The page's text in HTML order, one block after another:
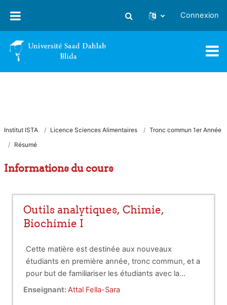
Activer/désactiver la saisie
Connexion
Institut ISTA Licence Sciences Alimentaires
Tronc commun 1er Année
Résumé
Informations du cours
Outils analytiques, Chimie,
Biochimie I
Cette matière est destinée aux nouveaux
étudiants en première année, tronc commun, et a
pour but de familiariser les étudiants avec la
verrerie utilisée aux laboratoires de chimie et
Enseignant:Attal Fella-Sara